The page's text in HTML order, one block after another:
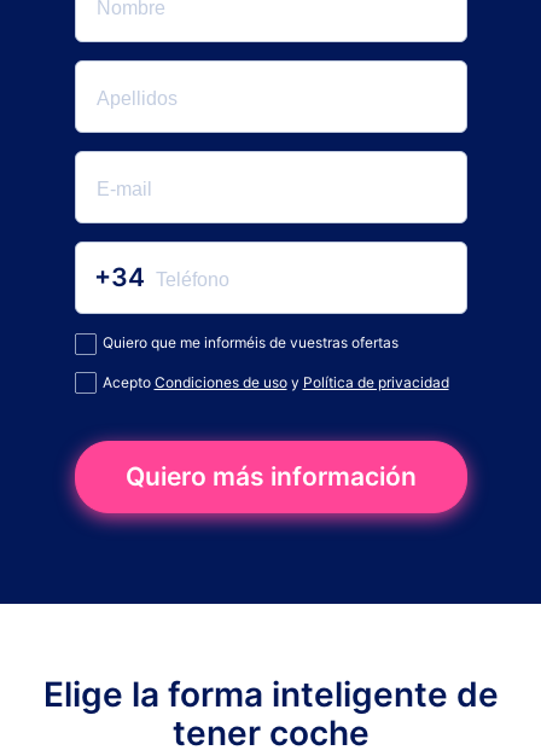
+34
Quiero que me informéis de vuestras ofertas
Acepto Condiciones de usoy Política de privacidad
Quiero más información
Elige la forma inteligente de
tener coche